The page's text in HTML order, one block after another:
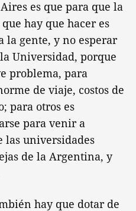
es que para que la
hay que hacer es
la gente, y no esperar
Universidad, porque
problema, para
de viaje, costos de
para otros es
para venir a
las universidades
de la Argentina, y
hay que dotar de